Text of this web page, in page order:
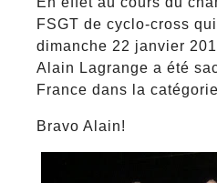
FSGT de cyclo-cross
dimanche 22 janvier
Alain Lagrange a été
France dans la
Bravo Alain!